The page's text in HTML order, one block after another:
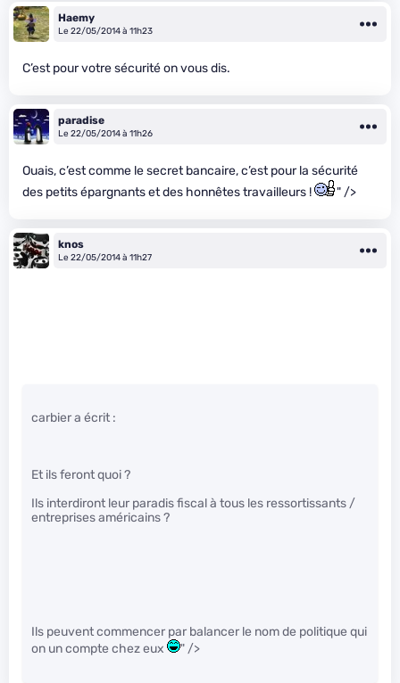
Haemy
Le 22/05/2014 à 11h23
C’est pour votre sécurité on vous dis.
paradise
Le 22/05/2014 à 11h26
Ouais, c’est comme le secret bancaire, c’est pour la sécurité
des petits épargnants et des honnêtes travailleurs !
" />
knos
Le 22/05/2014 à 11h27
carbier a écrit :
Et ils feront quoi ?
Ils interdiront leur paradis fiscal à tous les ressortissants /
entreprises américains ?
Ils peuvent commencer par balancer le nom de politique qui
on un compte chez eux
" />